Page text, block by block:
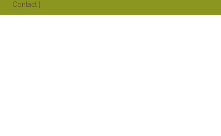
Contact